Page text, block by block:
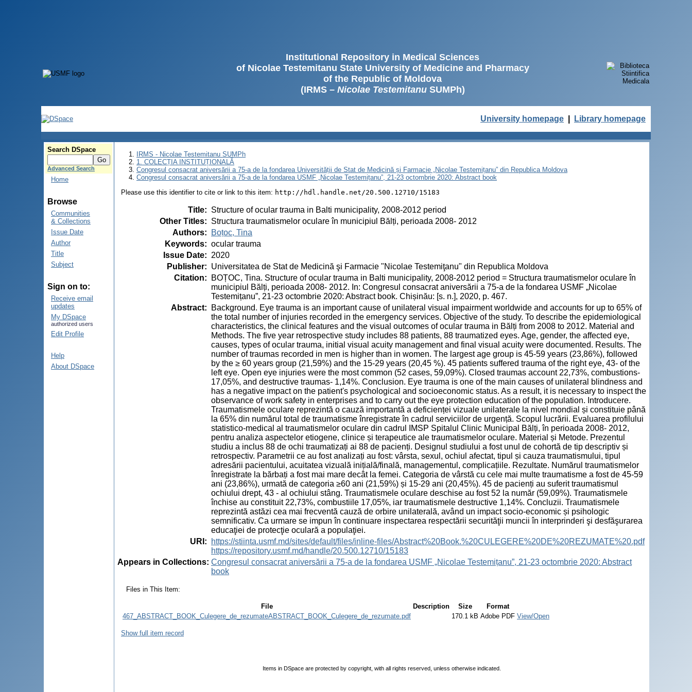
Institutional Repository in Medical Sciences
of Nicolae Testemitanu State University of Medicine and Pharmacy
of the Republic of Moldova
(IRMS – Nicolae TestemitanuSUMPh)
University homepage Library homepage
Search DSpace
Advanced Search
Home
Browse
Communities
& Collections
Issue Date
Author
Title
Subject
Sign on to:
Receive email
updates
My DSpace
authorized users
Edit Profile
Help
About DSpace
IRMS - Nicolae Testemitanu SUMPh
1. COLECȚIA INSTITUȚIONALĂ
Congresul consacrat aniversării a 75-a de la fondarea Universității de Stat de Medicină și Farmacie „Nicolae Testemițanu” din Republica Moldova
Congresul consacrat aniversării a 75-a de la fondarea USMF „Nicolae Testemițanu”, 21-23 octombrie 2020: Abstract book
Please use this identifier to cite or link to this item: http://hdl.handle.net/20.500.12710/15183
Title: Structure of ocular trauma in Balti municipality, 2008-2012 period
Other Titles: Structura traumatismelor oculare în municipiul Bălți, perioada 2008- 2012
Authors:
Boțoc, Tina
Keywords: ocular trauma
Issue Date: 2020
Publisher: Universitatea de Stat de Medicină şi Farmacie "Nicolae Testemiţanu" din Republica Moldova
Citation:
BOȚOC, Tina. Structure of ocular trauma in Balti municipality, 2008-2012 period = Structura traumatismelor oculare în
municipiul Bălți, perioada 2008- 2012. In: Congresul consacrat aniversării a 75-a de la fondarea USMF „Nicolae
Testemițanu”, 21-23 octombrie 2020: Abstract book. Chișinău: [s. n.], 2020, p. 467.
Abstract:
Background. Eye trauma is an important cause of unilateral visual impairment worldwide and accounts for up to 65% of
the total number of injuries recorded in the emergency services. Objective of the study. To describe the epidemiological
characteristics, the clinical features and the visual outcomes of ocular trauma in Bălți from 2008 to 2012. Material and
Methods. The five year retrospective study includes 88 patients, 88 traumatized eyes. Age, gender, the affected eye,
causes, types of ocular trauma, initial visual acuity management and final visual acuity were documented. Results. The
number of traumas recorded in men is higher than in women. The largest age group is 45-59 years (23,86%), followed
by the ≥ 60 years group (21,59%) and the 15-29 years (20,45 %). 45 patients suffered trauma of the right eye, 43- of the
left eye. Open eye injuries were the most common (52 cases, 59,09%). Closed traumas account 22,73%, combustions-
17,05%, and destructive traumas- 1,14%. Conclusion. Eye trauma is one of the main causes of unilateral blindness and
has a negative impact on the patient's psychological and socioeconomic status. As a result, it is necessary to inspect the
observance of work safety in enterprises and to carry out the eye protection education of the population. Introducere.
Traumatismele oculare reprezintă o cauză importantă a deficienței vizuale unilaterale la nivel mondial și constituie până
la 65% din numărul total de traumatisme înregistrate în cadrul serviciilor de urgență. Scopul lucrării. Evaluarea profilului
statistico-medical al traumatismelor oculare din cadrul IMSP Spitalul Clinic Municipal Bălți, în perioada 2008- 2012,
pentru analiza aspectelor etiogene, clinice și terapeutice ale traumatismelor oculare. Material și Metode. Prezentul
studiu a inclus 88 de ochi traumatizați ai 88 de pacienți. Designul studiului a fost unul de cohortă de tip descriptiv și
retrospectiv. Parametrii ce au fost analizați au fost: vârsta, sexul, ochiul afectat, tipul și cauza traumatismului, tipul
adresării pacientului, acuitatea vizuală inițială/finală, managementul, complicațiile. Rezultate. Numărul traumatismelor
înregistrate la bărbați a fost mai mare decât la femei. Categoria de vârstă cu cele mai multe traumatisme a fost de 45-59
ani (23,86%), urmată de categoria ≥60 ani (21,59%) și 15-29 ani (20,45%). 45 de pacienți au suferit traumatismul
ochiului drept, 43 - al ochiului stâng. Traumatismele oculare deschise au fost 52 la număr (59,09%). Traumatismele
închise au constituit 22,73%, combustiile 17,05%, iar traumatismele destructive 1,14%. Concluzii. Traumatismele
reprezintă astăzi cea mai frecventă cauză de orbire unilaterală, având un impact socio-economic și psihologic
semnificativ. Ca urmare se impun în continuare inspectarea respectării securităţii muncii în interprinderi şi desfăşurarea
educaţiei de protecţie oculară a populaţiei.
URI :
https://stiinta.usmf.md/sites/default/files/inline-files/Abstract%20Book.%20CULEGERE%20DE%20REZUMATE%20.pdf
https://repository.usmf.md/handle/20.500.12710/15183
Appears in Collections: Congresul consacrat aniversării a 75-a de la fondarea USMF „Nicolae Testemițanu”, 21-23 octombrie 2020: Abstract
book
Files in This Item:
File Description Size
Format
467_ABSTRACT_BOOK_Culegere_de_rezumateABSTRACT_BOOK_Culegere_de_rezumate.pdf
170.1 kB Adobe PDF View/Open
Show full item record
Items in DSpace are protected by copyright, with all rights reserved, unless otherwise indicated.